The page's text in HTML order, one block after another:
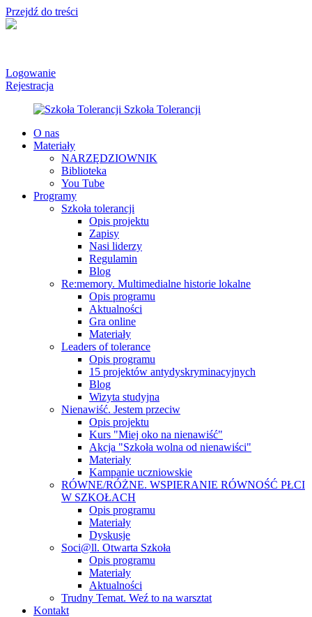
Przejdź do treści
Logowanie
Rejestracja
O nas
Materiały
NARZĘDZIOWNIK
Biblioteka
You Tube
Programy
Szkoła tolerancji
Opis projektu
Zapisy
Nasi liderzy
Regulamin
Blog
Re:memory. Multimedialne historie lokalne
Opis programu
Aktualności
Gra online
Materiały
Leaders of tolerance
Opis programu
15 projektów antydyskryminacyjnych
Blog
Wizyta studyjna
Nienawiść. Jestem przeciw
Opis projektu
Kurs "Miej oko na nienawiść"
Akcja "Szkoła wolna od nienawiści"
Materiały
Kampanie uczniowskie
RÓWNE/RÓŻNE. WSPIERANIE RÓWNOŚĆ PŁCI
W SZKOŁACH
Opis programu
Materiały
Dyskusje
Soci@ll. Otwarta Szkoła
Opis programu
Materiały
Aktualności
Trudny Temat. Weź to na warsztat
Kontakt